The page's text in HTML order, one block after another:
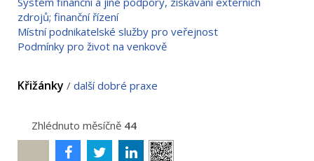
zdrojů; finanční řízení
Místní podnikatelské služby pro veřejnost
Podmínky pro život na venkově
Křižánky / další dobré praxe
Zhlédnuto měsíčně 44